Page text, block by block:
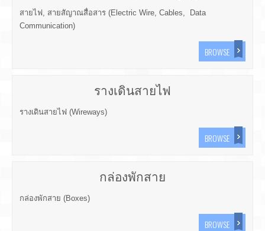
สายไฟ, สายสัญาณสื่อสาร (Electric Wire, Cables, Data
Communication)
BROWSE
รางเดินสายไฟ
รางเดินสายไฟ (Wireways)
BROWSE
กล่องพักสาย
กล่องพักสาย (Boxes)
BROWSE